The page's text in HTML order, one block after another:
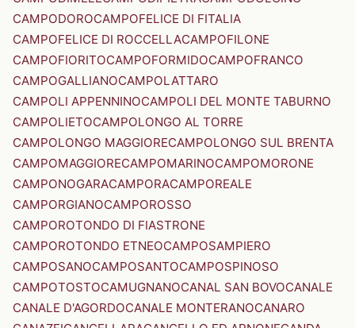
CAMPODOROCAMPOFELICE DI FITALIA
CAMPOFELICE DI ROCCELLACAMPOFILONE
CAMPOFIORITOCAMPOFORMIDOCAMPOFRANCO
CAMPOGALLIANOCAMPOLATTARO
CAMPOLI APPENNINOCAMPOLI DEL MONTE TABURNO
CAMPOLIETOCAMPOLONGO AL TORRE
CAMPOLONGO MAGGIORECAMPOLONGO SUL BRENTA
CAMPOMAGGIORECAMPOMARINOCAMPOMORONE
CAMPONOGARACAMPORACAMPOREALE
CAMPORGIANOCAMPOROSSO
CAMPOROTONDO DI FIASTRONE
CAMPOROTONDO ETNEOCAMPOSAMPIERO
CAMPOSANOCAMPOSANTOCAMPOSPINOSO
CAMPOTOSTOCAMUGNANOCANAL SAN BOVOCANALE
CANALE D'AGORDOCANALE MONTERANOCANARO